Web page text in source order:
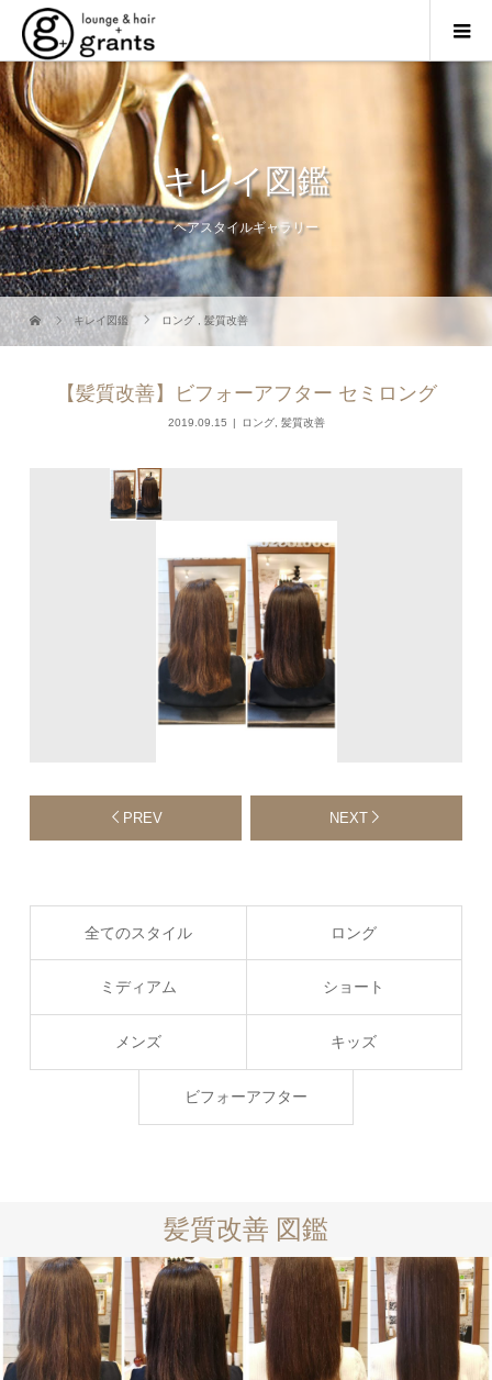
キレイ図鑑
ヘアスタイルギャラリー
キレイ図鑑 ロング ,髪質改善
【髪質改善】ビフォーアフター セミロング
2019.09.15 ロング, 髪質改善
PREV NEXT
全てのスタイル ロング
ミディアム ショート
メンズ キッズ
ビフォーアフター
髪質改善 図鑑